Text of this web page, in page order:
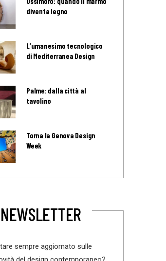
diventa legno
L’umanesimo tecnologico
di Mediterranea Design
Palme: dalla città al
tavolino
Torna la Genova Design
Week
NEWSLETTER
sempre aggiornato sulle